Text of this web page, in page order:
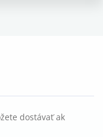
dostávať ak